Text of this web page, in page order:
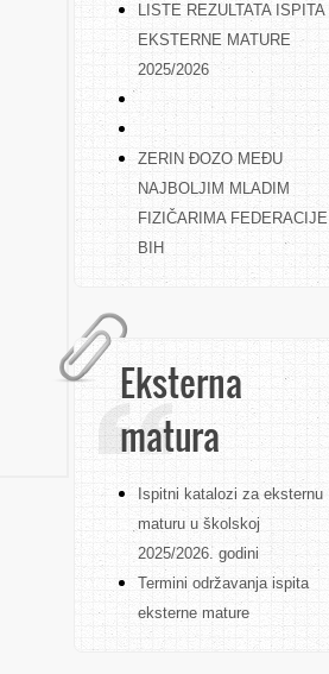
LISTE REZULTATA ISPITA
EKSTERNE MATURE
2025/2026
ZERIN ĐOZO MEĐU
NAJBOLJIM MLADIM
FIZIČARIMA FEDERACIJE
BIH
Eksterna
matura
Ispitni katalozi za eksternu
maturu u školskoj
2025/2026. godini
Termini održavanja ispita
eksterne mature